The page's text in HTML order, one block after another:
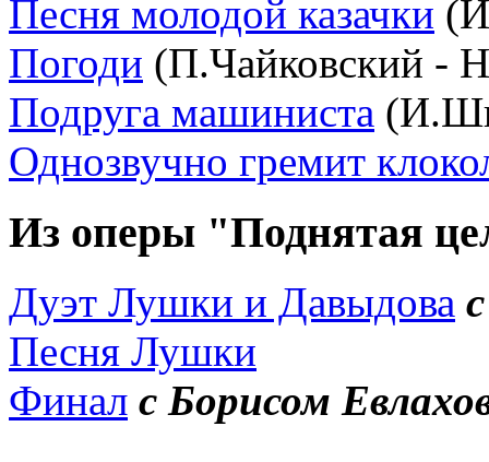
Песня молодой казачки
Погоди (П.Чайковский -
Подруга машиниста
Однозвучно гремит
Из оперы "Поднятая
Дуэт Лушки и Давыдова
Песня Лушки
Финал с Борисом